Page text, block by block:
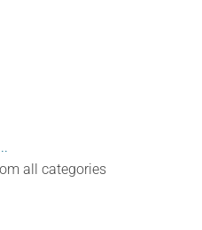
all categories